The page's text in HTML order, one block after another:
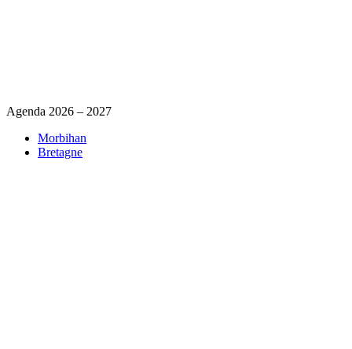
Agenda 2026 – 2027
Morbihan
Bretagne